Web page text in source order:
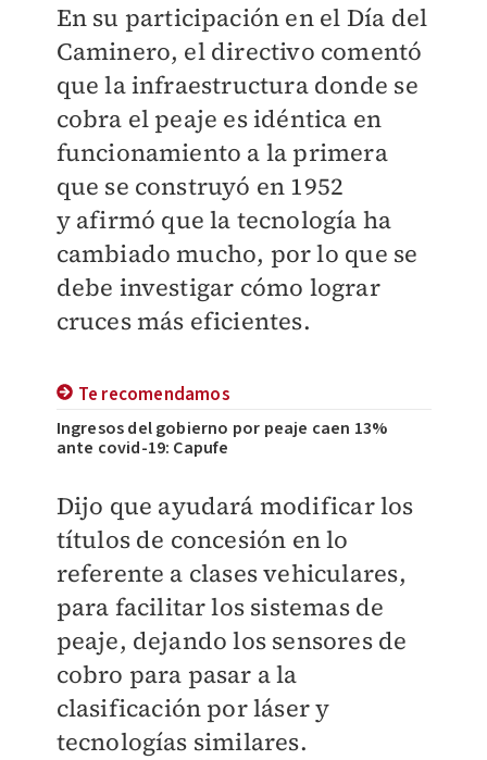
En su participación en el Día del
Caminero, el directivo comentó
que la infraestructura donde se
cobra el peaje es idéntica en
funcionamiento a la primera
que se construyó en 1952
y afirmó que la tecnología ha
cambiado mucho, por lo que se
debe investigar cómo lograr
cruces más eficientes.
Te recomendamos
Ingresos del gobierno por peaje caen 13%
ante covid-19: Capufe
Dijo que ayudará modificar los
títulos de concesión en lo
referente a clases vehiculares,
para facilitar los sistemas de
peaje, dejando los sensores de
cobro para pasar a la
clasificación por láser y
tecnologías similares.